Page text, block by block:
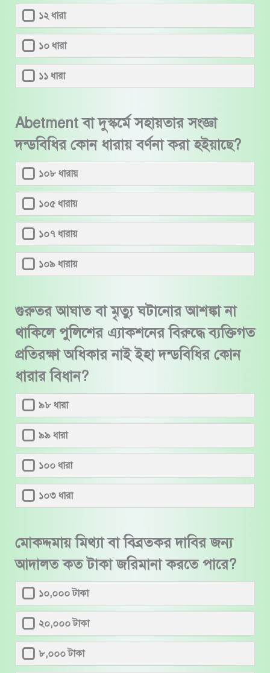
১২ ধারা
১০ ধারা
১১ ধারা
Abetment বা দুস্কর্মে সহায়তার সংজ্ঞা
দন্ডবিধির কোন ধারায় বর্ণনা করা হইয়াছে?
১০৮ ধারায়
১০৫ ধারায়
১০৭ ধারায়
১০৯ ধারায়
গুরুতর আঘাত বা মৃত্যু ঘটানোর আশঙ্কা না
থাকিলে পুলিশের এ্যাকশনের বিরুদ্ধে ব্যক্তিগত
প্রতিরক্ষা অধিকার নাই ইহা দন্ডবিধির কোন
ধারার বিধান?
৯৮ ধারা
৯৯ ধারা
১০০ ধারা
১০৩ ধারা
মোকদ্দমায় মিথ্যা বা বিব্রতকর দাবির জন্য
আদালত কত টাকা জরিমানা করতে পারে?
১০,০০০ টাকা
২০,০০০ টাকা
৮,০০০ টাকা